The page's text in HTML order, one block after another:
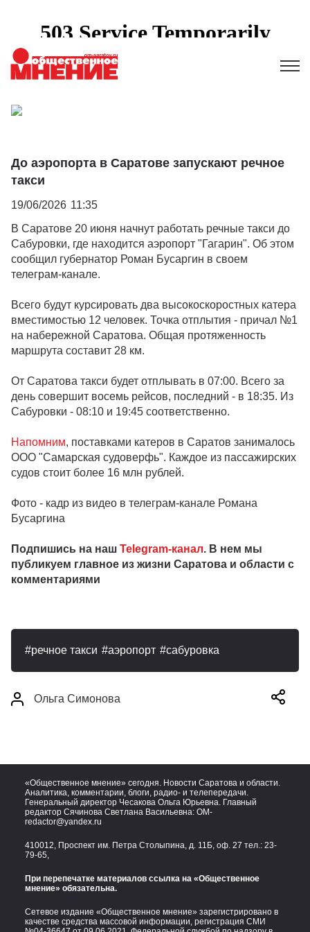
До аэропорта в Саратове запускают речное
такси
19/06/2026 11:35
В Саратове 20 июня начнут работать речные такси до
Сабуровки, где находится аэропорт "Гагарин". Об этом
сообщил губернатор Роман Бусаргин в своем
телеграм-канале.
Всего будут курсировать два высокоскоростных катера
вместимостью 12 человек. Точка отплытия - причал №1
на набережной Саратова. Общая протяженность
маршрута составит 28 км.
От Саратова такси будет отплывать в 07:00. Всего за
день совершит восемь рейсов, последний - в 18:35. Из
Сабуровки - 08:10 и 19:45 соответственно.
Напомним, поставками катеров в Саратов занималось
ООО "Самарская судоверфь". Каждое из пассажирских
судов стоит более 16 млн рублей.
Фото - кадр из видео в телеграм-канале Романа
Бусаргина
Подпишись на наш Telegram-канал. В нем мы
публикуем главное из жизни Саратова и области с
комментариями
речное такси аэропорт сабуровка
Ольга Симонова
«Общественное мнение» сегодня. Новости Саратова и области.
Аналитика, комментарии, блоги, радио- и телепередачи.
Генеральный директор Чесакова Ольга Юрьевна. Главный
редактор Сячинова Светлана Васильевна: OM-
redactor@yandex.ru
410012, Проспект им. Петра Столыпина, д. 11Б, оф. 27 тел.: 23-
79-65,
При перепечатке материалов ссылка на «Общественное
мнение» обязательна.
Сетевое издание «Общественное мнение» зарегистрировано в
качестве средства массовой информации, регистрация СМИ